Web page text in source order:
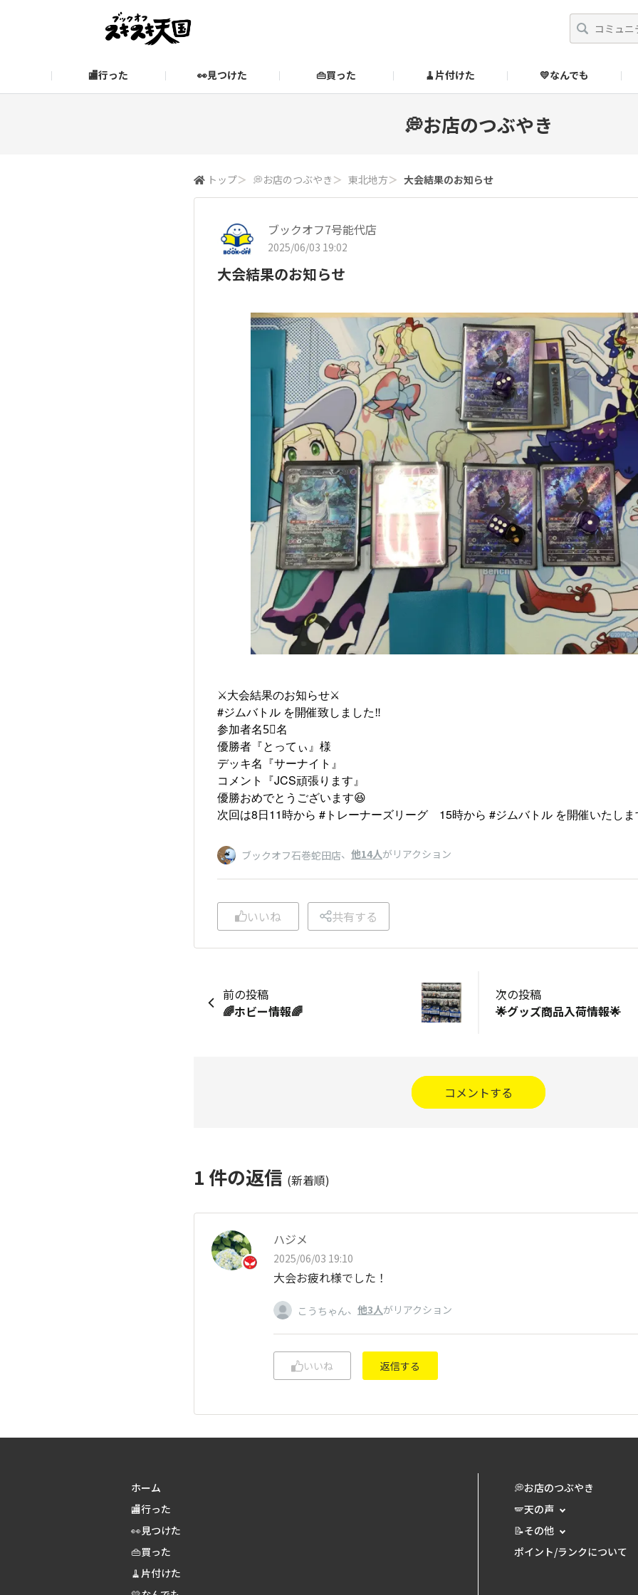
🏬行った 👀見つけた 👜買った 🧹片付けた 💛なんでも
💭お店のつぶやき
トップ＞ 💭お店のつぶやき ＞ 東北地方＞ 大会結果のお知らせ
ブックオフ7号能代店
2025/06/03 19:02
大会結果のお知らせ
⚔️大会結果のお知らせ⚔️
#ジムバトル を開催致しました‼️
参加者名5⃣名
優勝者『とってぃ』様
デッキ名『サーナイト』
コメント『JCS頑張ります』
優勝おめでとうございます😆
次回は8日11時から #トレーナーズリーグ 15時から #ジムバトル を開催いたしま
ブックオフ石巻蛇田店、 他14人がリアクション
いいね 共有する
前の投稿
🌈ホビー情報🌈
次の投稿
🌟グッズ商品入荷情報🌟
コメントする
1 件の返信 (新着順)
ハジメ
2025/06/03 19:10
大会お疲れ様でした！
こうちゃん、 他3人がリアクション
いいね 返信する
ホーム
🏬行った
👀見つけた
👜買った
🧹片付けた
💭お店のつぶやき
🪽天の声
📝その他
ポイント/ランクについて